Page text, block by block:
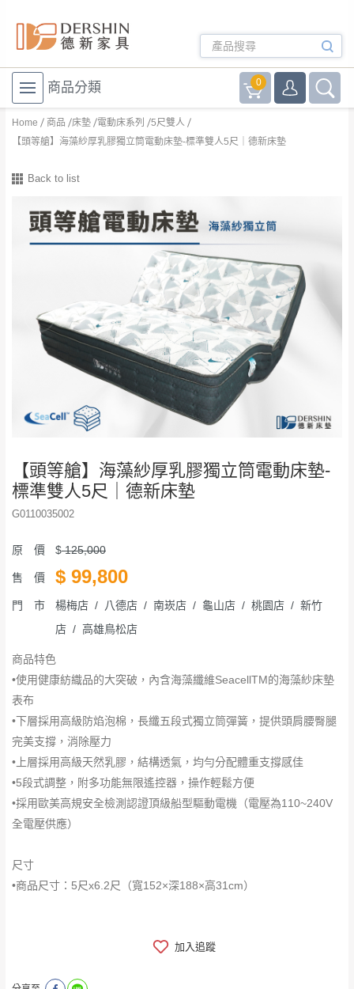
商品分類 0
Home 商品 床墊 電動床系列
5尺雙人
【頭等艙】海藻紗厚乳膠獨立筒電動床墊-標準雙人5尺｜德新床墊
Back to list
【頭等艙】海藻紗厚乳膠獨立筒電動床墊-
標準雙人5尺｜德新床墊
G0110035002
原 價 $125,000
售 價 $ 99,800
門 市
楊梅店 / 八德店 / 南崁店 / 龜山店 / 桃園店 / 新竹
店 / 高雄鳥松店
商品特色
•使用健康紡織品的大突破，內含海藻纖維SeacellTM的海藻紗床墊
表布
•下層採用高級防焰泡棉，長纖五段式獨立筒彈簧，提供頭肩腰臀腿
完美支撐，消除壓力
•上層採用高級天然乳膠，結構透氣，均勻分配體重支撐感佳
•5段式調整，附多功能無限遙控器，操作輕鬆方便
•採用歐美高規安全檢測認證頂級船型驅動電機（電壓為110~240V
全電壓供應）
尺寸
•商品尺寸：5尺x6.2尺（寬152×深188×高31cm）
加入追蹤